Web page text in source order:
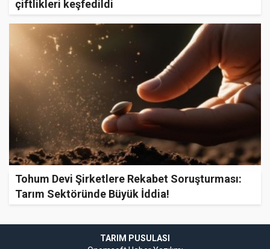
çiftlikleri keşfedildi
Tohum Devi Şirketlere Rekabet Soruşturması:
Tarım Sektöründe Büyük İddia!
TARIM PUSULASI